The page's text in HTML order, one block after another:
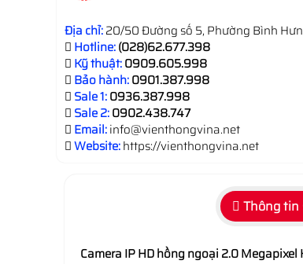
Địa chỉ:20/50 Đường số 5, Phường Bình
Hotline:(028)62.677.398
Kỹ thuật:0909.605.998
Bảo hành:0901.387.998
Sale 1:0936.387.998
Sale 2:0902.438.747
Email:info@vienthongvina.net
Website:https://vienthongvina.net
Thông tin
Camera IP HD hồng ngoại 2.0 Megapixel